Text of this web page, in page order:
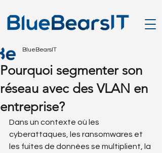
Pourquoi segmenter son
réseau avec des VLAN en
entreprise?
BlueBearsIT
Dans un contexte où les
cyberattaques, les ransomwares et
les fuites de données se multiplient, la